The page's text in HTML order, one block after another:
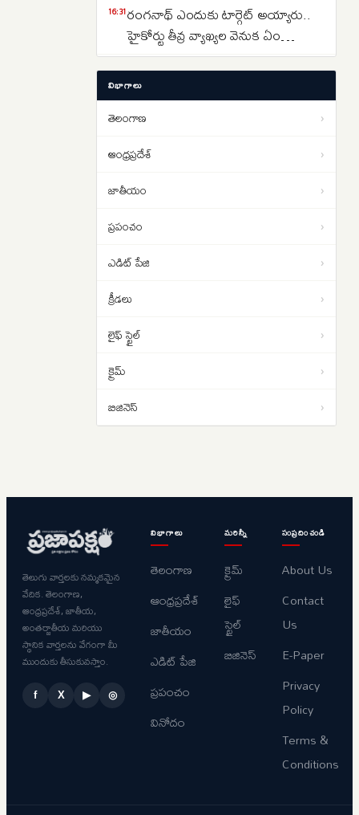
16:31రంగనాథ్ ఎందుకు టార్గెట్ అయ్యారు..
హైకోర్టు తీవ్ర వ్యాఖ్యల వెనుక ఏం
జరిగింది?
14:37తెలంగాణలో రూ. 40 వేల కోట్ల రైల్వే
ప్రాజెక్టులు ఫాస్ట్ ట్రాక్.. కాని ఒకటే
సమస్య..అదేంటంటే..
క్షుద్ర పూజలకు బలయ్యేదెవరు..
మూఢనమ్మకాల మధ్య వేడెక్కిన
విభాగాలు
తెలంగాణ ›
ఆంధ్రప్రదేశ్ ›
జాతీయం ›
ప్రపంచం ›
ఎడిట్ పేజి ›
క్రీడలు ›
లైఫ్ స్టైల్ ›
క్రైమ్ ›
బిజినెస్ ›
తెలుగు వార్తలకు నమ్మకమైన
వేదిక. తెలంగాణ,
ఆంధ్రప్రదేశ్, జాతీయ,
అంతర్జాతీయ మరియు
స్థానిక వార్తలను వేగంగా మీ
ముందుకు తీసుకువస్తాం.
f X ▶ ◎
విభాగాలు
తెలంగాణ
ఆంధ్రప్రదేశ్
జాతీయం
ఎడిట్ పేజి
ప్రపంచం
వినోదం
మరిన్నీ
క్రైమ్
లైఫ్
స్టైల్
బిజినెస్
సంప్రదించండి
About Us
Contact
Us
E-Paper
Privacy
Policy
Terms &
Conditions